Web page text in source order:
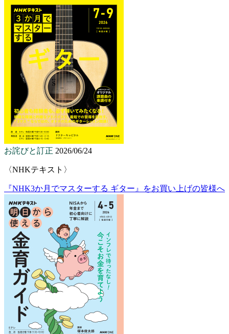
お詫びと訂正 2026/06/24
〈NHKテキスト〉
『NHK3か月でマスターする ギター』をお買い上げの皆様へ